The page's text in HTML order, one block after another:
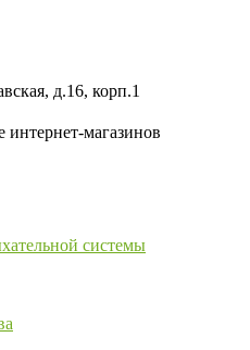
д.16, корп.1
магазинов
системы